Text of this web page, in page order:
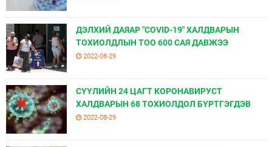
ДЭЛХИЙ ДАЯАР "COVID-19" ХАЛДВАРЫН
ТОХИОЛДЛЫН ТОО 600 САЯ ДАВЖЭЭ
2022-08-29
СҮҮЛИЙН 24 ЦАГТ КОРОНАВИРУСТ
ХАЛДВАРЫН 68 ТОХИОЛДОЛ БҮРТГЭГДЭВ
2022-08-29